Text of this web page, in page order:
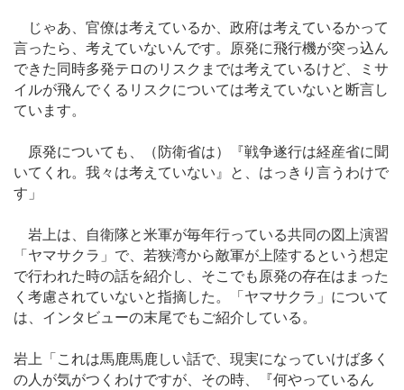
じゃあ、官僚は考えているか、政府は考えているかって
言ったら、考えていないんです。原発に飛行機が突っ込ん
できた同時多発テロのリスクまでは考えているけど、ミサ
イルが飛んでくるリスクについては考えていないと断言し
ています。
原発についても、（防衛省は）『戦争遂行は経産省に聞
いてくれ。我々は考えていない』と、はっきり言うわけで
す」
岩上は、自衛隊と米軍が毎年行っている共同の図上演習
「ヤマサクラ」で、若狭湾から敵軍が上陸するという想定
で行われた時の話を紹介し、そこでも原発の存在はまった
く考慮されていないと指摘した。「ヤマサクラ」について
は、インタビューの末尾でもご紹介している。
岩上「これは馬鹿馬鹿しい話で、現実になっていけば多く
の人が気がつくわけですが、その時、『何やっているん